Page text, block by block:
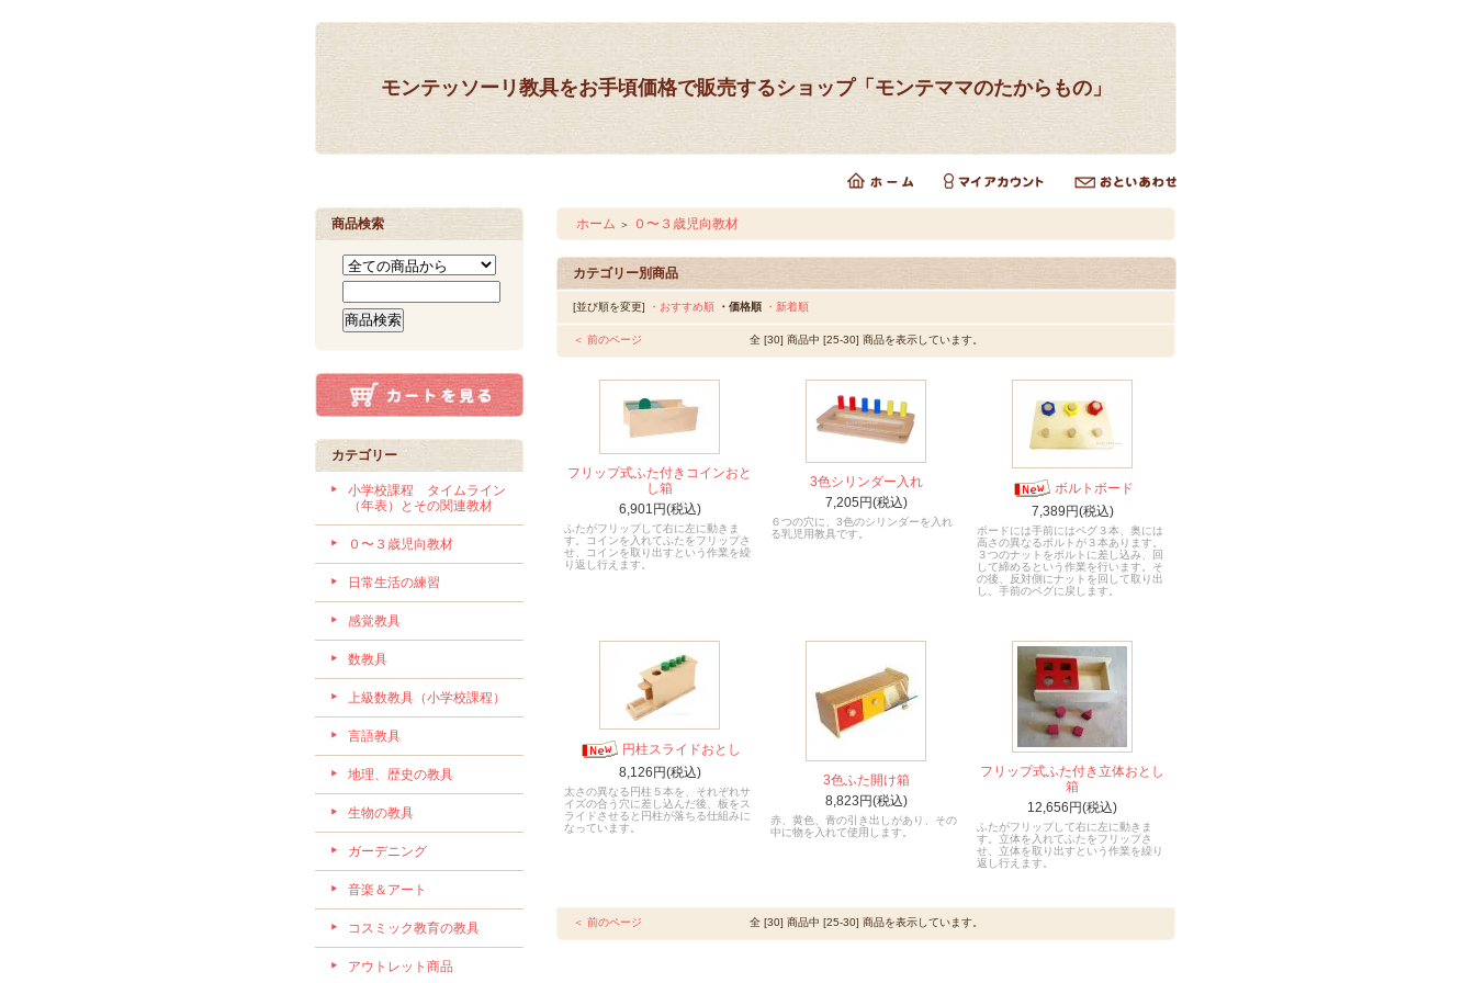
モンテッソーリ教具をお手頃価格で販売するショップ「モンテママのたからもの」
商品検索
カテゴリー
小学校課程 タイムライン
（年表）とその関連教材
０〜３歳児向教材
日常生活の練習
感覚教具
数教具
上級数教具（小学校課程）
言語教具
地理、歴史の教具
生物の教具
ガーデニング
音楽＆アート
コスミック教育の教具
アウトレット商品
ホーム ＞ ０〜３歳児向教材
カテゴリー別商品
[並び順を変更] ・おすすめ順 ・価格順 ・新着順
＜ 前のページ 全 [30] 商品中 [25-30] 商品を表示しています。
フリップ式ふた付きコインおと
し箱
6,901円(税込)
ふたがフリップして右に左に動きま
す。コインを入れてふたをフリップさ
せ、コインを取り出すという作業を繰
り返し行えます。
3色シリンダー入れ
7,205円(税込)
６つの穴に、3色のシリンダーを入れ
る乳児用教具です。
ボルトボード
7,389円(税込)
ボードには手前にはペグ３本、奥には
高さの異なるボルトが３本あります。
３つのナットをボルトに差し込み、回
して締めるという作業を行います。そ
の後、反対側にナットを回して取り出
し、手前のペグに戻します。
円柱スライドおとし
8,126円(税込)
太さの異なる円柱５本を、それぞれサ
イズの合う穴に差し込んだ後、板をス
ライドさせると円柱が落ちる仕組みに
なっています。
3色ふた開け箱
8,823円(税込)
赤、黄色、青の引き出しがあり、その
中に物を入れて使用します。
フリップ式ふた付き立体おとし
箱
12,656円(税込)
ふたがフリップして右に左に動きま
す。立体を入れてふたをフリップさ
せ、立体を取り出すという作業を繰り
返し行えます。
＜ 前のページ 全 [30] 商品中 [25-30] 商品を表示しています。